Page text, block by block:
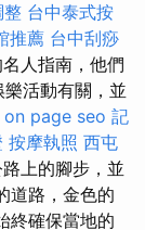
整 台中泰式按
推薦 台中刮痧
人指南，他們
活動有關，並
on page seo 記
按摩執照 西屯
上的腳步，並
道路，金色的
終確保當地的